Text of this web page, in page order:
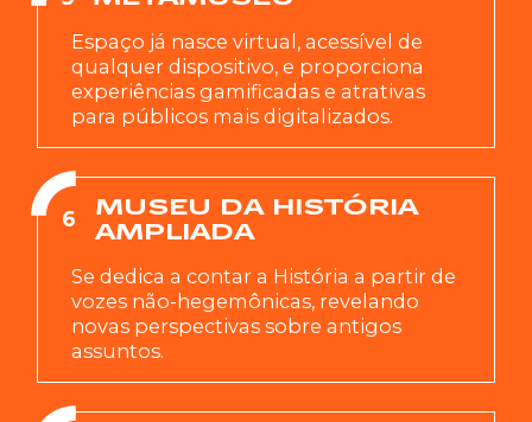
Espaço já nasce virtual, acessível de
qualquer dispositivo, e proporciona
experiências gamificadas e atrativas
para públicos mais digitalizados.
6
MUSEU DA HISTÓRIA
AMPLIADA
Se dedica a contar a História a partir de
vozes não-hegemônicas, revelando
novas perspectivas sobre antigos
assuntos.